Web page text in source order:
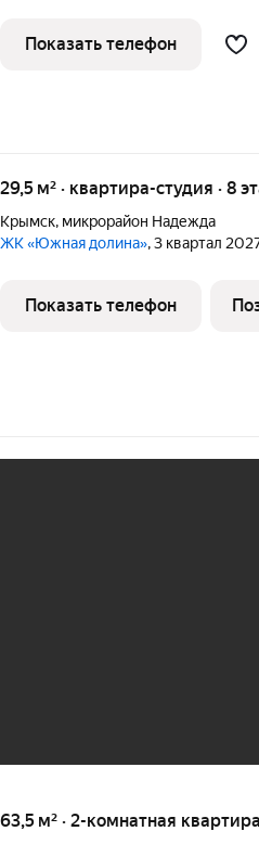
Сан узел раздельный
школа, сетевые
Показать телефон
29,5 м² · квартира-студия · 8
Крымск, микрорайон Надежда
ЖК «Южная долина», 3 квартал
Показать телефон
63,5 м² · 2-комнатная